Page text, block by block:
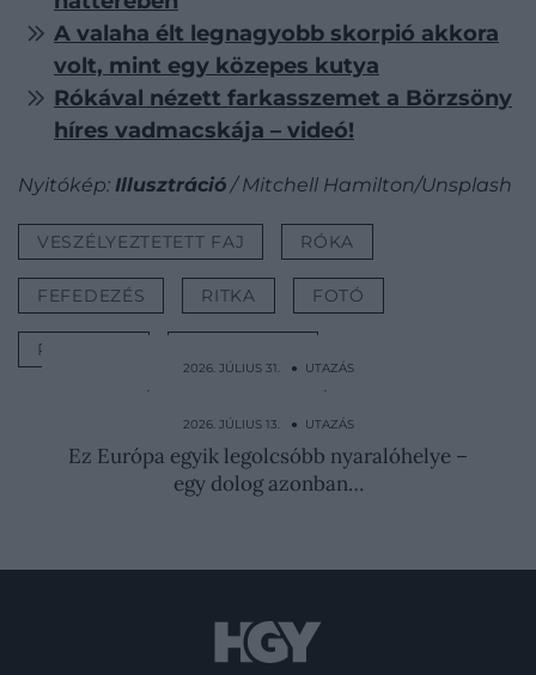
A valaha élt legnagyobb skorpió akkora
volt, mint egy közepes kutya
Rókával nézett farkasszemet a Börzsöny
híres vadmacskája – videó!
Nyitókép: Illusztráció/ Mitchell Hamilton/Unsplash
VESZÉLYEZTETETT FAJ RÓKA
FEFEDEZÉS RITKA FOTÓ
RITKASÁG
2026. JÚLIUS 31. ● UTAZÁS
Tovább él a rabszolgaság ebben az
indonéz…
2026. JÚLIUS 13. ● UTAZÁS
Ez Európa egyik legolcsóbb nyaralóhelye –
egy dolog azonban…